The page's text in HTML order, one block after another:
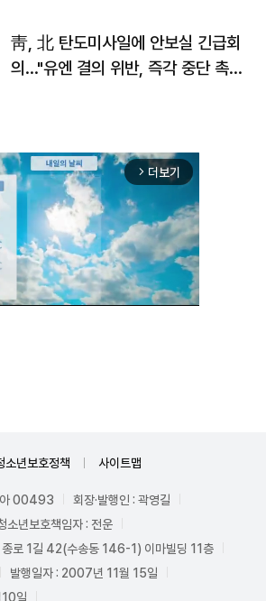
靑, 北 탄도미사일에 안보실 긴급회
의…"유엔 결의 위반, 즉각 중단 촉
arrow_forward_ios 더보기
소년보호정책 사이트맵
아 00493
회장·발행인 : 곽영길
소년보호책임자 : 전운
종로 1길 42(수송동 146-1) 이마빌딩 11층
발행일자 : 2007년 11월 15일
일